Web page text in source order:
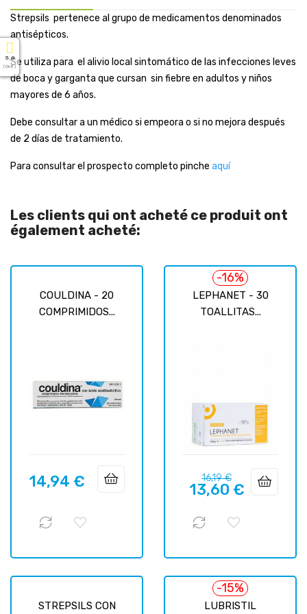
Strepsils pertenece al grupo de medicamentos denominados
antisépticos.
Se utiliza para el alivio local sintomático de las infecciones leves
de boca y garganta que cursan sin fiebre en adultos y niños
mayores de 6 años.
Debe consultar a un médico si empeora o si no mejora después
de 2 días de tratamiento.
Para consultar el prospecto completo pinche aquí
Les clients qui ont acheté ce produit ont
également acheté:
COULDINA - 20
COMPRIMIDOS...
Prix
14,94 €
LEPHANET - 30
TOALLITAS...
-16%
Prix
habituel
16,19 €Prix
13,60 €
STREPSILS CON
LUBRISTIL
-15%
5.0
( On 5 )